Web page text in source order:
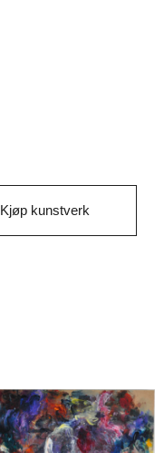
Kjøp kunstverk